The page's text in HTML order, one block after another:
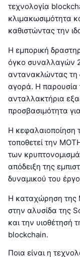
τεχνολογία
κλιμακωσιμότητα
καθιστώντας την
Η εμπορική
όγκο συναλλαγών
αντανακλώντας τη
αγορά. Η παρουσία
ανταλλακτήρια
προσβασιμότητα
Η κεφαλαιοποίηση
τοποθετεί την
των
απόδειξη της
δυναμικού του
Η καταχώρηση της
στην αλυσίδα της
και την υιοθέτησή
blockchain.
Ποια είναι η